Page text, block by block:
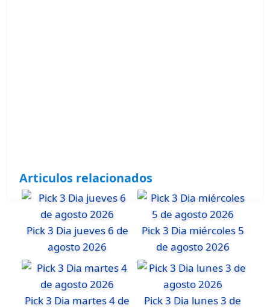
Articulos relacionados
Pick 3 Dia jueves 6 de
agosto 2026
Pick 3 Dia miércoles 5
de agosto 2026
Pick 3 Dia martes 4 de
Pick 3 Dia lunes 3 de